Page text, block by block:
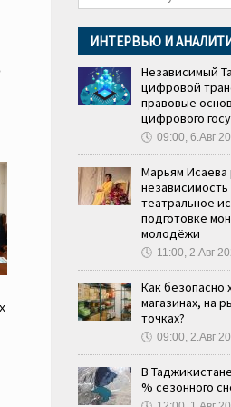
ИНТЕРВЬЮ И
Независимый
цифровой
правовые
цифрового
🕔 09:00, 6.Авг
Марьям Исаева
театральное
подготовке
молодёжи
🕔 11:00, 2.Авг
Как безопасно
магазинах, на
точках?
🕔 09:00, 2.Авг
В
% сезонного